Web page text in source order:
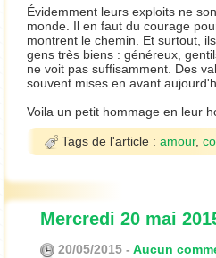
Évidemment leurs exploits ne
monde. Il en faut du courage
montrent le chemin. Et surtout,
gens très biens : généreux,
ne voit pas suffisamment. Des
souvent mises en avant
Voila un petit hommage en leur
Tags de l'article :amour,
Mercredi 20 mai
20/05/2015 -Aucun